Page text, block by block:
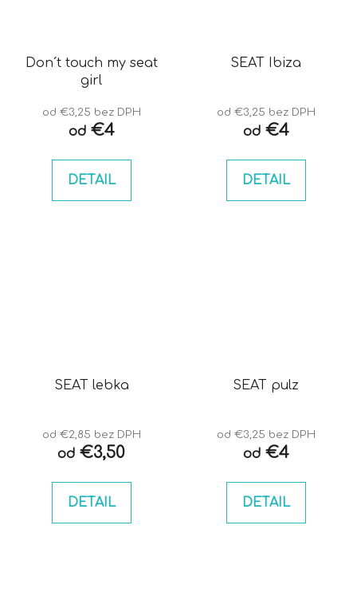
Don´t touch my seat
girl
od €3,25 bez DPH
od€4
DETAIL
SEAT Ibiza
od €3,25 bez DPH
od€4
DETAIL
SEAT lebka
od €2,85 bez DPH
od €3,50
DETAIL
SEAT pulz
od €3,25 bez DPH
od€4
DETAIL